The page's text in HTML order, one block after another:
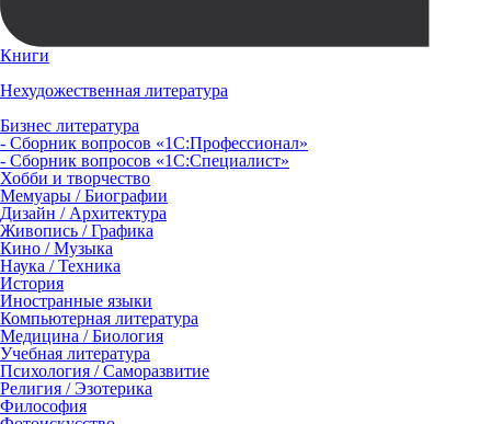
Книги
Нехудожественная литература
Бизнес литература
- Сборник вопросов «1С:Профессионал»
- Сборник вопросов «1С:Специалист»
Хобби и творчество
Мемуары / Биографии
Дизайн / Архитектура
Живопись / Графика
Кино / Музыка
Наука / Техника
История
Иностранные языки
Компьютерная литература
Медицина / Биология
Учебная литература
Психология / Саморазвитие
Религия / Эзотерика
Философия